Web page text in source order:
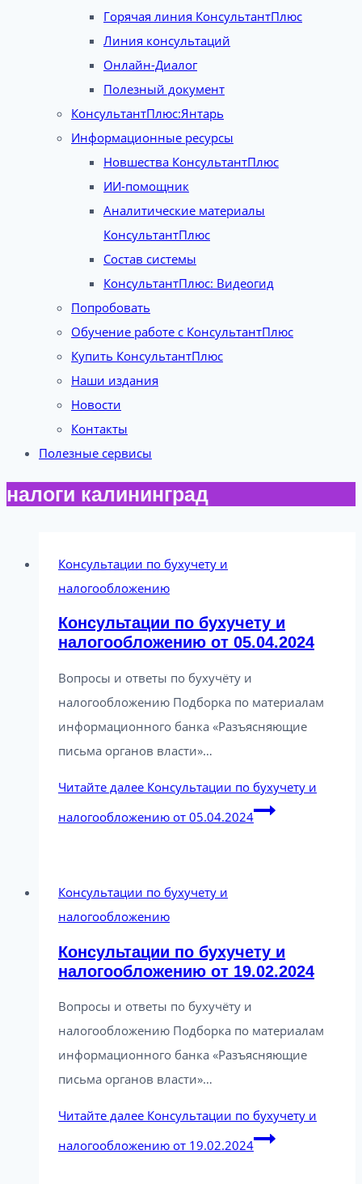
Горячая линия КонсультантПлюс
Линия консультаций
Онлайн-Диалог
Полезный документ
КонсультантПлюс:Янтарь
Информационные ресурсы
Новшества КонсультантПлюс
ИИ-помощник
Аналитические материалы
КонсультантПлюс
Состав системы
КонсультантПлюс: Видеогид
Попробовать
Обучение работе с КонсультантПлюс
Купить КонсультантПлюс
Наши издания
Новости
Контакты
Полезные сервисы
налоги калининград
Консультации по бухучету и
налогообложению
Консультации по бухучету и
налогообложению от 05.04.2024
Вопросы и ответы по бухучёту и
налогообложению Подборка по материалам
информационного банка «Разъясняющие
письма органов власти»…
Читайте далее Консультации по бухучету и
налогообложению от 05.04.2024
Консультации по бухучету и
налогообложению
Консультации по бухучету и
налогообложению от 19.02.2024
Вопросы и ответы по бухучёту и
налогообложению Подборка по материалам
информационного банка «Разъясняющие
письма органов власти»…
Читайте далее Консультации по бухучету и
налогообложению от 19.02.2024